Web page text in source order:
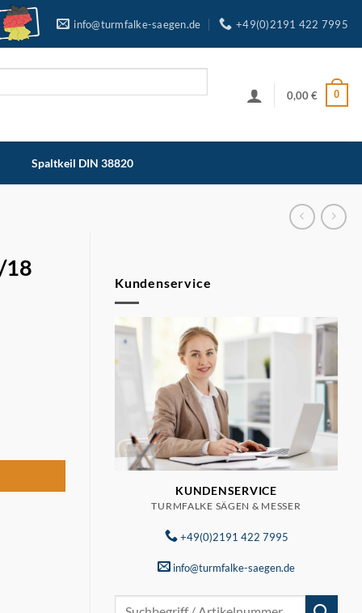
info@turmfalke-saegen.de +49(0)2191 422 7995
0,00€ 0
Spaltkeil DIN 38820
Kundenservice
KUNDENSERVICE
TURMFALKE SÄGEN & MESSER
+49(0)2191 422 7995
info@turmfalke-saegen.de
Suchen
18